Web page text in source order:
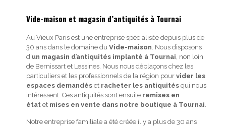
Vide-maison et magasin d’antiquités à Tournai
Au Vieux Paris est une entreprise spécialisée depuis plus de
30 ans dans le domaine du Vide-maison . Nous disposons
d’un magasin d’antiquités implanté à Tournai , non loin
de Bernissart et Lessines. Nous nous déplaçons chez les
particuliers et les professionnels de la région pour vider les
espaces demandéset racheter les antiquitésqui nous
intéressent. Ces antiquités sont ensuite remises en
étatet mises en vente dans notre boutique à Tournai
Notre entreprise familiale a été créée il y a plus de 30 ans